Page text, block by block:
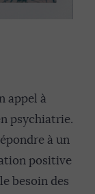
appel à
psychiatrie.
à un
positive
besoin des